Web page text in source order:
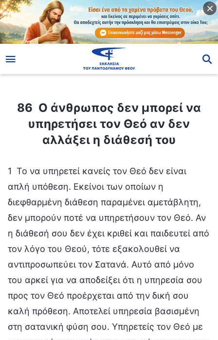
86 Ο άνθρωπος δεν μπορεί να
υπηρετήσει τον Θεό αν δεν
αλλάξει η διάθεσή του
1 Το να υπηρετεί κανείς τον Θεό δεν είναι
απλή υπόθεση. Εκείνοι των οποίων η
διεφθαρμένη διάθεση παραμένει αμετάβλητη,
δεν μπορούν ποτέ να υπηρετήσουν τον Θεό. Αν
η διάθεσή σου δεν έχει κριθεί και παιδευτεί από
τον λόγο του Θεού, τότε εξακολουθεί να
αντιπροσωπεύει τον Σατανά. Αυτό από μόνο
του αρκεί για να αποδείξει ότι η υπηρεσία σου
προς τον Θεό προέρχεται από την δική σου
καλή πρόθεση. Αποτελεί υπηρεσία βασισμένη
στη σατανική φύση σου. Υπηρετείς τον Θεό με